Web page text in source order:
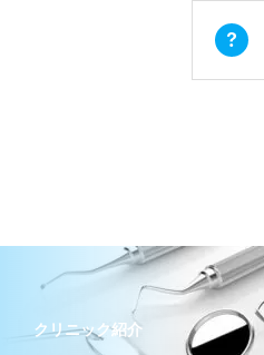
クリニック紹介